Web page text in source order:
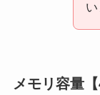
い
メモリ容量